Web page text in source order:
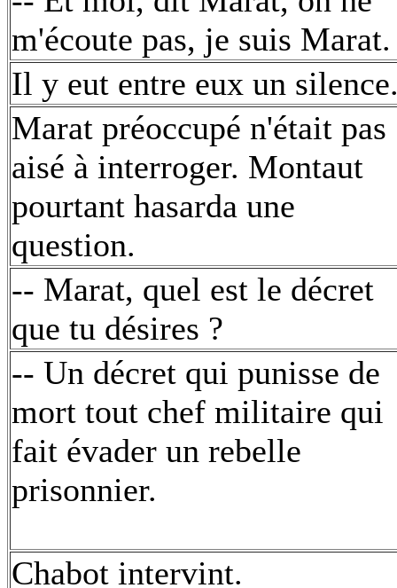
m'écoute pas, je suis Marat.
Il y eut entre eux un
Marat préoccupé n'était pas
aisé à interroger. Montaut
pourtant hasarda une
question.
-- Marat, quel est le décret
que tu désires ?
-- Un décret qui punisse de
mort tout chef militaire qui
fait évader un rebelle
prisonnier.
Chabot intervint.